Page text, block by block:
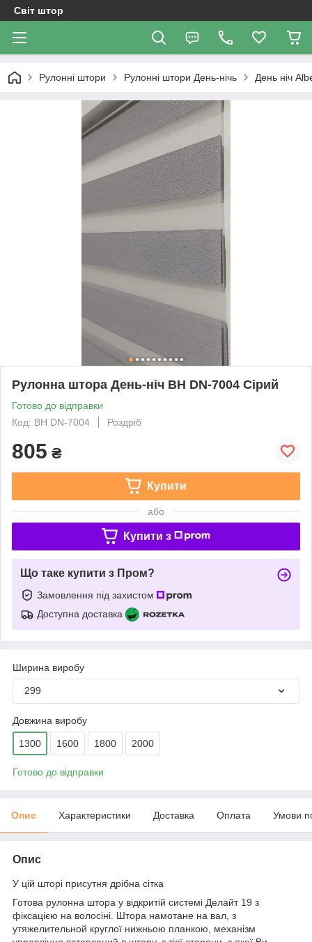
Світ штор
Рулонні штори Рулоннi штори День-нiчь День ніч
Рулонна штора День-ніч ВН DN-7004 Сірий
Готово до відправки
Код: BН DN-7004
Роздріб
805 ₴
Купити
або
Купити з
Що таке купити з Пром?
Замовлення під захистом
Доступна доставка
Ширина виробу
299
Довжина виробу
1300 1600 1800 2000
Готово до відправки
Опис Характеристики Доставка Оплата Умови
Опис
У цій шторі присутня дрібна сітка
Готова рулонна штора у відкритій системі Делайт 19 з
фіксацією на волосіні. Штора намотане на вал, з
утяжелительной круглої нижньою планкою, механізм